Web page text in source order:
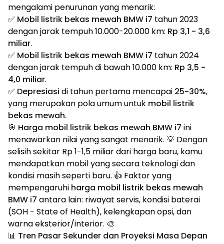
mengalami penurunan yang menarik:
✅ Mobil listrik bekas mewah BMW i7 tahun 2023
dengan jarak tempuh 10.000-20.000 km: Rp 3,1 - 3,6
miliar.
✅ Mobil listrik bekas mewah BMW i7 tahun 2024
dengan jarak tempuh di bawah 10.000 km: Rp 3,5 -
4,0 miliar.
✅ Depresiasi di tahun pertama mencapai 25-30%,
yang merupakan pola umum untuk mobil listrik
bekas mewah.
🎯 Harga mobil listrik bekas mewah BMW i7 ini
menawarkan nilai yang sangat menarik. 💡 Dengan
selisih sekitar Rp 1-1,5 miliar dari harga baru, kamu
mendapatkan mobil yang secara teknologi dan
kondisi masih seperti baru. 👍 Faktor yang
mempengaruhi harga mobil listrik bekas mewah
BMW i7 antara lain: riwayat servis, kondisi baterai
(SOH - State of Health), kelengkapan opsi, dan
warna eksterior/interior. 🎨
📊 Tren Pasar Sekunder dan Proyeksi Masa Depan